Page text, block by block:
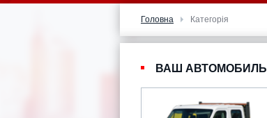
Головна Категорія
ВАШ АВТОМОБИЛЬ